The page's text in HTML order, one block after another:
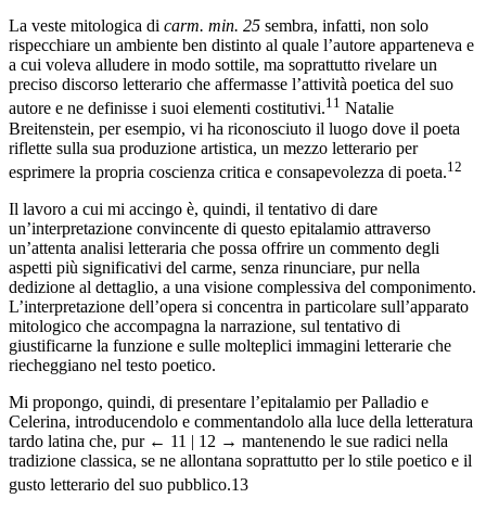
La veste mitologica di carm. min. 25 sembra, infatti, non solo
rispecchiare un ambiente ben distinto al quale l’autore apparteneva e
a cui voleva alludere in modo sottile, ma soprattutto rivelare un
preciso discorso letterario che affermasse l’attività poetica del suo
autore e ne definisse i suoi elementi costitutivi.11 Natalie
Breitenstein, per esempio, vi ha riconosciuto il luogo dove il poeta
riflette sulla sua produzione artistica, un mezzo letterario per
esprimere la propria coscienza critica e consapevolezza di poeta.12
Il lavoro a cui mi accingo è, quindi, il tentativo di dare
un’interpretazione convincente di questo epitalamio attraverso
un’attenta analisi letteraria che possa offrire un commento degli
aspetti più significativi del carme, senza rinunciare, pur nella
dedizione al dettaglio, a una visione complessiva del componimento.
L’interpretazione dell’opera si concentra in particolare sull’apparato
mitologico che accompagna la narrazione, sul tentativo di
giustificarne la funzione e sulle molteplici immagini letterarie che
riecheggiano nel testo poetico.
Mi propongo, quindi, di presentare l’epitalamio per Palladio e
Celerina, introducendolo e commentandolo alla luce della letteratura
tardo latina che, pur ← 11 | 12 → mantenendo le sue radici nella
tradizione classica, se ne allontana soprattutto per lo stile poetico e il
gusto letterario del suo pubblico.13